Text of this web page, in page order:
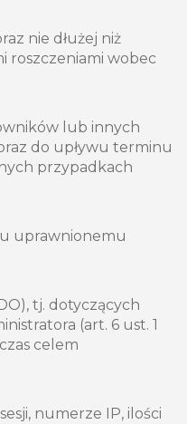
nie dłużej niż
roszczeniami wobec
lub innych
do upływu terminu
przypadkach
uprawnionemu
tj. dotyczących
(art. 6 ust. 1
celem
numerze IP, ilości